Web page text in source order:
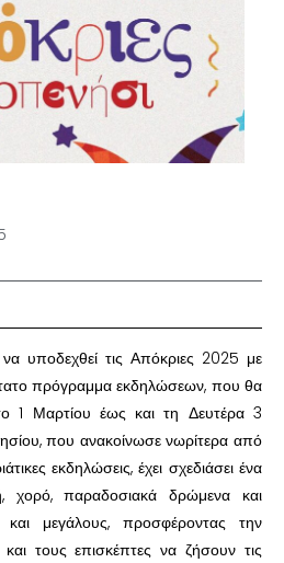
να υποδεχθεί τις Απόκριες 2025 με
πρόγραμμα εκδηλώσεων, που θα
1 Μαρτίου έως και τη Δευτέρα 3
που ανακοίνωσε νωρίτερα από
εκδηλώσεις, έχει σχεδιάσει ένα
χορό, παραδοσιακά δρώμενα και
και μεγάλους, προσφέροντας την
και τους επισκέπτες να ζήσουν τις